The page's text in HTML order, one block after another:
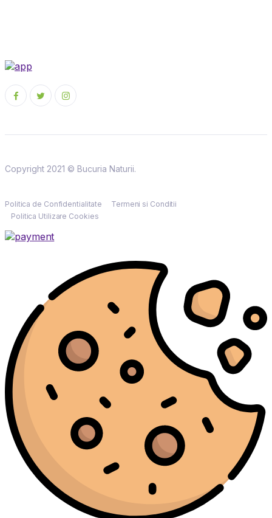
Copyright 2021 © Bucuria Naturii.
Politica de Confidentialitate
Termeni si Conditii
Politica Utilizare Cookies